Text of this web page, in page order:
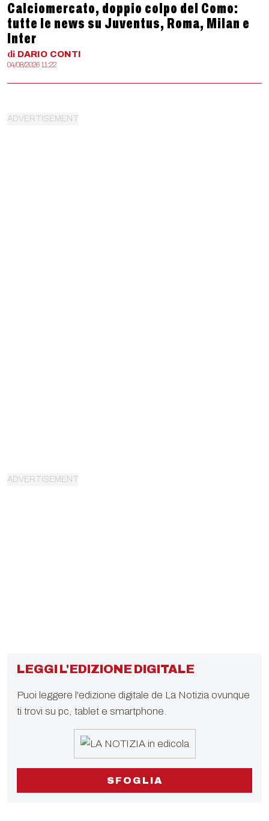
Calciomercato, doppio colpo del Como:
tutte le news su Juventus, Roma, Milan e
Inter
di DARIO CONTI
04/08/2026 11:22
LEGGI L'EDIZIONE DIGITALE
Puoi leggere l'edizione digitale de La Notizia ovunque
ti trovi su pc, tablet e smartphone.
SFOGLIA